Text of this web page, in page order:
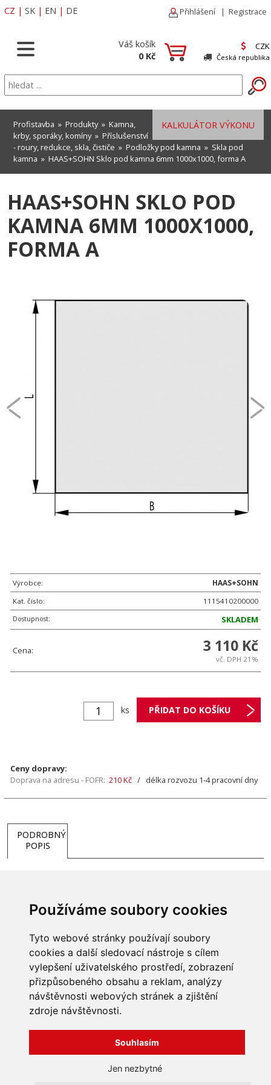
Používáme soubory cookies
Tyto webové stránky používají soubory
cookies a další sledovací nástroje s cílem
vylepšení uživatelského prostředí, zobrazení
přizpůsobeného obsahu a reklam, analýzy
návštěvnosti webových stránek a zjištění
zdroje návštěvnosti.
Souhlasím
Jen nezbytné
CZ | SK | EN | DE Přihlášení | Registrace
Váš košík
0 Kč
CZK
Česká republika
KALKULÁTOR VÝKONU
Profistavba » Produkty» Kamna,
krby, sporáky, komíny» Příslušenství
- roury, redukce, skla, čističe » Podložky pod kamna » Skla pod
kamna » HAAS+SOHN Sklo pod kamna 6mm 1000x1000, forma A
HAAS+SOHN SKLO POD
KAMNA 6MM 1000X1000,
FORMA A
Výrobce:
HAAS+SOHN
Kat. číslo:
1115410200000
Dostupnost:
SKLADEM
Cena: 3 110 Kč
vč. DPH 21%
ks
Ceny dopravy:
Doprava na adresu - FOFR: 210 Kč / délka rozvozu 1-4 pracovní dny
PODROBNÝ
POPIS
Hmotnost13 kg
INFORMACE
Obchodní podmínky
Zpracování a ochrana
osobních údajů
O nás
Všechna práva vyhrazena